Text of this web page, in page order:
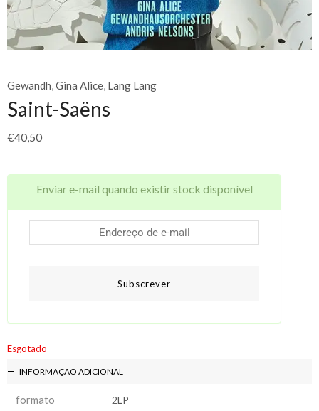
Gewandh,Gina Alice, Lang Lang
Saint-Saëns
€40,50
Enviar e-mail quando existir stock disponível
Subscrever
Esgotado
INFORMAÇÃO ADICIONAL
formato 2LP